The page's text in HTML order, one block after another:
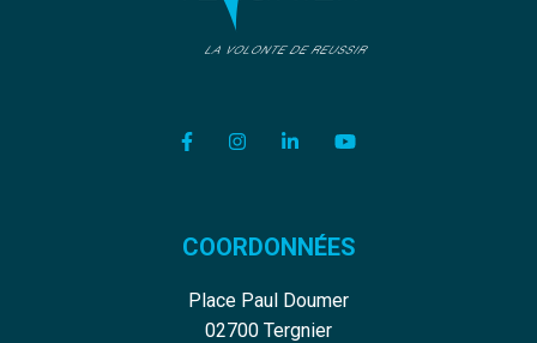
Lien vers le compte Facebook
Lien vers le compte Instagram
Lien vers le compte
Lien vers la chaîne
COORDONNÉES
Place Paul Doumer
02700 Tergnier